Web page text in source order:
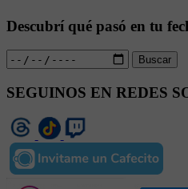
Descubrí qué pasó en tu
Buscar
SEGUINOS EN REDES